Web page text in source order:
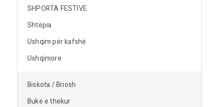
SHPORTA FESTIVE
Shtëpia
Ushqim për kafshë
Ushqimore
Biskota / Briosh
Bukë e thekur